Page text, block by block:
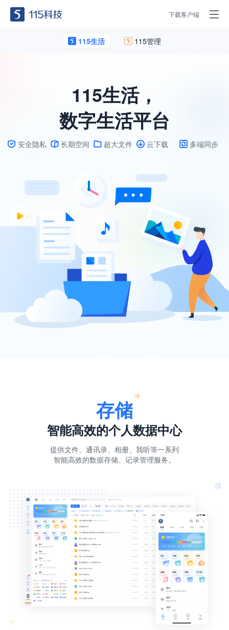
下载客户端
115生活 115管理
115生活，
数字生活平台
安全隐私 长期空间 超大文件 云下载 多端同步
存储
智能高效的个人数据中心
提供文件、通讯录、相册、我听等一系列
智能高效的数据存储、记录管理服务。